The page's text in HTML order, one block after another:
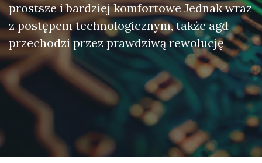
prostsze i bardziej komfortowe Jednak wraz
z postępem technologicznym, także agd
przechodzi przez prawdziwą rewolucję